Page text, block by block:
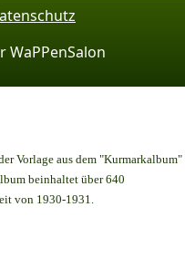
WaPPenSalon
Vorlage aus dem "Kurmarkalbum"
beinhaltet über 640
von 1930-1931.